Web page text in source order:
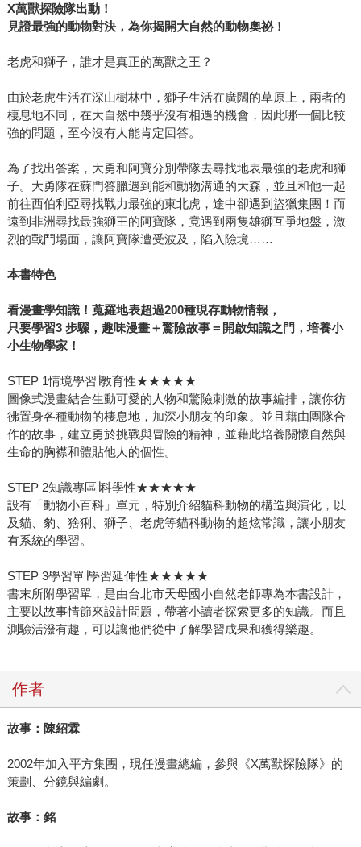
X萬獸探險隊出動！
見證最強的動物對決，為你揭開大自然的動物奧祕！
老虎和獅子，誰才是真正的萬獸之王？
由於老虎生活在深山樹林中，獅子生活在廣闊的草原上，兩者的
棲息地不同，在大自然中幾乎沒有相遇的機會，因此哪一個比較
強的問題，至今沒有人能肯定回答。
為了找出答案，大勇和阿寶分別帶隊去尋找地表最強的老虎和獅
子。大勇隊在蘇門答臘遇到能和動物溝通的大森，並且和他一起
前往西伯利亞尋找戰力最強的東北虎，途中卻遇到盜獵集團！而
遠到非洲尋找最強獅王的阿寶隊，竟遇到兩隻雄獅互爭地盤，激
烈的戰鬥場面，讓阿寶隊遭受波及，陷入險境……
本書特色
看漫畫學知識！蒐羅地表超過200種現存動物情報，
只要學習3 步驟，趣味漫畫＋驚險故事＝開啟知識之門，培養小
小生物學家！
STEP 1情境學習∣教育性★★★★★
圖像式漫畫結合生動可愛的人物和驚險刺激的故事編排，讓你彷
彿置身各種動物的棲息地，加深小朋友的印象。並且藉由團隊合
作的故事，建立勇於挑戰與冒險的精神，並藉此培養關懷自然與
生命的胸襟和體貼他人的個性。
STEP 2知識專區∣科學性★★★★★
設有「動物小百科」單元，特別介紹貓科動物的構造與演化，以
及貓、豹、猞猁、獅子、老虎等貓科動物的超炫常識，讓小朋友
有系統的學習。
STEP 3學習單∣學習延伸性★★★★★
書末所附學習單，是由台北市天母國小自然老師專為本書設計，
主要以故事情節來設計問題，帶著小讀者探索更多的知識。而且
測驗活潑有趣，可以讓他們從中了解學習成果和獲得樂趣。
作者
故事：陳紹霖
2002年加入平方集團，現任漫畫總編，參與《X萬獸探險隊》的
策劃、分鏡與編劇。
故事：銘